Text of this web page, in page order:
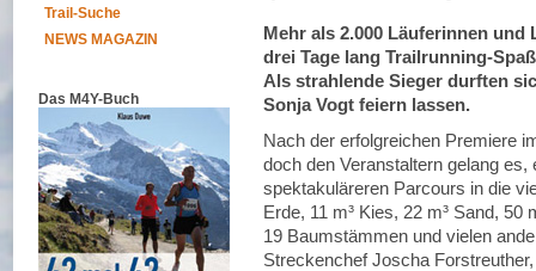
Trail-Suche
NEWS MAGAZIN
Das M4Y-Buch
Mehr als 2.000 Läuferinnen
drei Tage lang Trailrunning-
Als strahlende Sieger durften
Sonja Vogt feiern lassen.
Nach der erfolgreichen Premiere
doch den Veranstaltern gelang
spektakuläreren Parcours in die
Erde, 11 m³ Kies, 22 m³ Sand,
19 Baumstämmen und vielen
Streckenchef Joscha